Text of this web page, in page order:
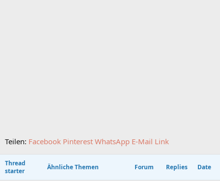
Teilen: Facebook Pinterest WhatsApp E-Mail Link
Thread
starter
Ähnliche Themen Forum Replies Date